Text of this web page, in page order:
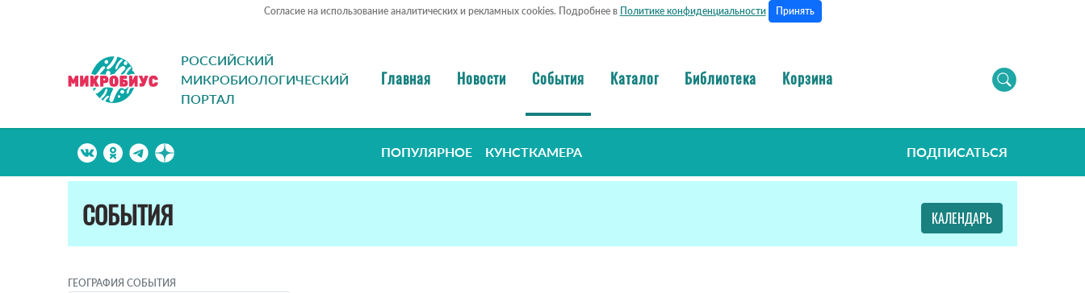
Согласие на использование аналитических и рекламных cookies. Подробнее в Политике конфиденциальности Принять
РОССИЙСКИЙ
МИКРОБИОЛОГИЧЕСКИЙ
ПОРТАЛ
Главная Новости События Каталог Библиотека Корзина
ПОПУЛЯРНОЕ КУНСТКАМЕРА ПОДПИСАТЬСЯ
СОБЫТИЯ КАЛЕНДАРЬ
ГЕОГРАФИЯ СОБЫТИЯ